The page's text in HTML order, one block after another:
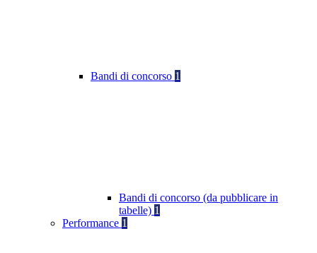
Bandi di concorso 1
Bandi di concorso (da pubblicare in
tabelle) 1
Performance 1